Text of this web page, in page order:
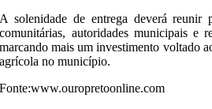
A solenidade de entrega deverá reunir
comunitárias, autoridades municipais e
marcando mais um investimento voltado
agrícola no município.
Fonte:www.ouropretoonline.com